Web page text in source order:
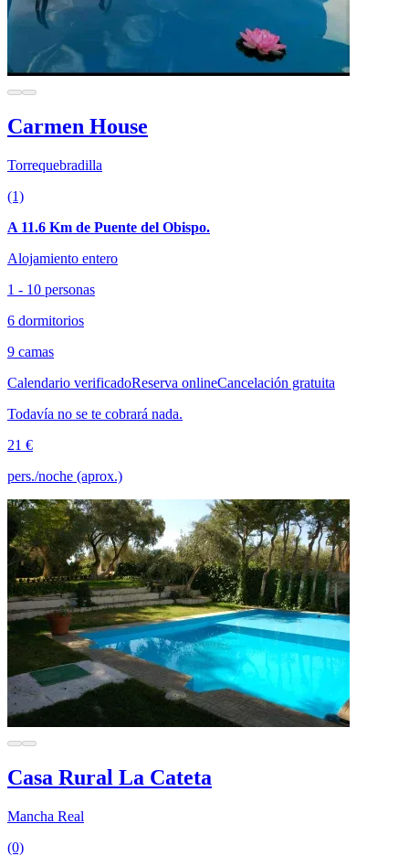
Carmen House
Torrequebradilla
(1)
A 11.6 Km de Puente del Obispo.
Alojamiento entero
1 - 10 personas
6 dormitorios
9 camas
Calendario verificadoReserva onlineCancelación gratuita
Todavía no se te cobrará nada.
21 €
pers./noche (aprox.)
Casa Rural La Cateta
Mancha Real
(0)